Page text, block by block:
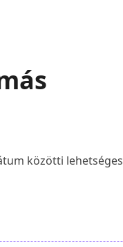
közötti lehetséges